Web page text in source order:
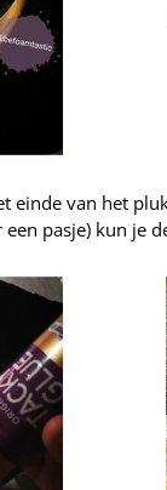
einde van het
pasje) kun je